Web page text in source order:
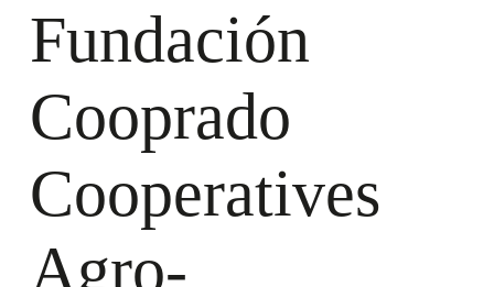
Fundación
Cooprado
Cooperatives
Agro-